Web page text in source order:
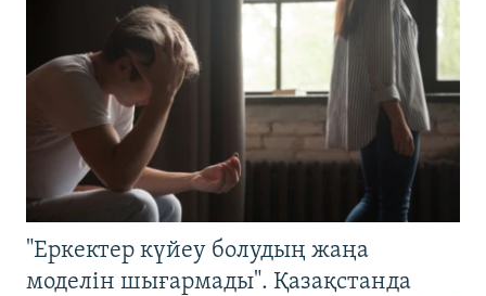
"Еркектер күйеу болудың жаңа
моделін шығармады". Қазақстанда